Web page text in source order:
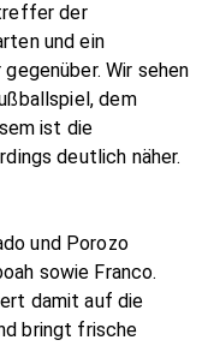
der
und ein
Wir sehen
dem
ist die
deutlich näher.
und Porozo
sowie Franco.
damit auf die
bringt frische